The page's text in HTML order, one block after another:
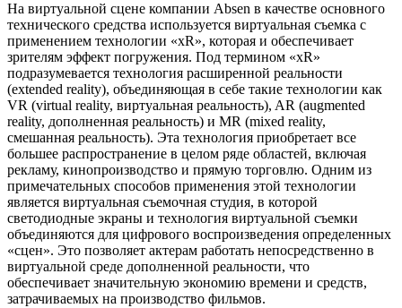
На виртуальной сцене компании Absen в качестве основного
технического средства используется виртуальная съемка с
применением технологии «xR», которая и обеспечивает
зрителям эффект погружения. Под термином «xR»
подразумевается технология расширенной реальности
(extended reality), объединяющая в себе такие технологии как
VR (virtual reality, виртуальная реальность), AR (augmented
reality, дополненная реальность) и MR (mixed reality,
смешанная реальность). Эта технология приобретает все
большее распространение в целом ряде областей, включая
рекламу, кинопроизводство и прямую торговлю. Одним из
примечательных способов применения этой технологии
является виртуальная съемочная студия, в которой
светодиодные экраны и технология виртуальной съемки
объединяются для цифрового воспроизведения определенных
«сцен». Это позволяет актерам работать непосредственно в
виртуальной среде дополненной реальности, что
обеспечивает значительную экономию времени и средств,
затрачиваемых на производство фильмов.